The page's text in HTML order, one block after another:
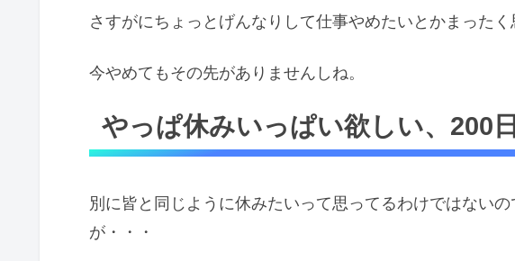
さすがにちょっとげんなりして仕事やめたいとかまった
今やめてもその先がありませんしね。
やっぱ休みいっぱい欲しい、200
別に皆と同じように休みたいって思ってるわけではない
が・・・